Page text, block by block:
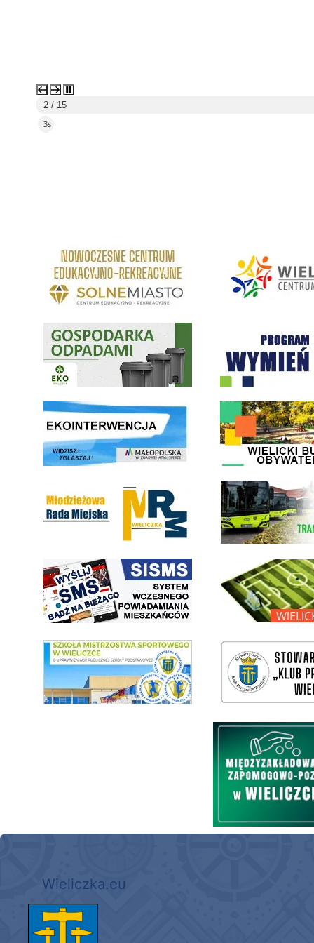
2 / 15
2s
link do strony Centrum Edukacyjno Rekreacyjne
Gospodarka odpadami na terenie Miasta i Gminy WieliczkaProgram "Czyste Powietrze"
link do strony ekointerwencja dot.- powietrza link do strony - Wielicki
link do strony Wielickiej
link do strony systemu wczesnego ostrzegania mieszkańców SISMS
link do opisu projektu
link do SMS Wieliczka wieliczka-wieliczanie na bis
Międzyzakładowa Kasa
Wieliczka.eu